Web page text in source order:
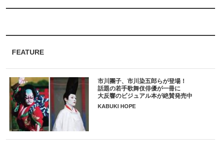
FEATURE
市川團子、市川染五郎らが登場！
話題の若手歌舞伎俳優が一冊に
大反響のビジュアル本が絶賛発売中
KABUKI HOPE